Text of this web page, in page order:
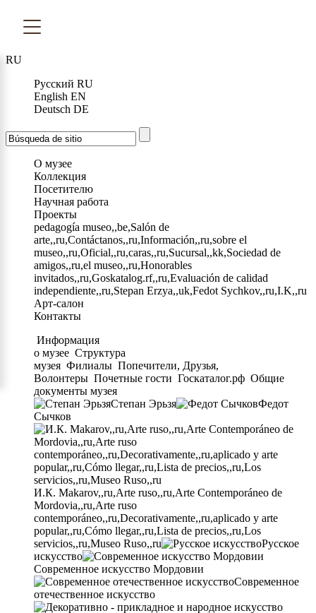
RU
Русский RU
English EN
Deutsch DE
О музее
Коллекция
Посетителю
Научная работа
Проекты
pedagogía museo,,be,Salón de
arte,,ru,Contáctanos,,ru,Información,,ru,sobre el
museo,,ru,Oficial,,ru,caras,,ru,Sucursal,,kk,Sociedad de
amigos,,ru,el museo,,ru,Honorables
invitados,,ru,Goskatalog.rf,,ru,Evaluación de calidad
independiente,,ru,Stepan Erzya,,uk,Fedot Sychkov,,ru,I.K,,ru
Арт-салон
Контакты
Информация
о музее Структура
музея Филиалы Попечители, Друзья,
Волонтеры Почетные гости Госкаталог.рф Общие
документы музея
Степан Эрьзя
Федот
Сычков
И.К. Makarov,,ru,Arte ruso,,ru,Arte Contemporáneo de
Mordovia,,ru,Arte ruso
contemporáneo,,ru,Decorativamente,,ru,aplicado y arte
popular,,ru,Cómo llegar,,ru,Lista de precios,,ru,Los
servicios,,ru,Museo Ruso,,ru
Русское
искусство
Современное искусство Мордовии
Современное
отечественное искусство